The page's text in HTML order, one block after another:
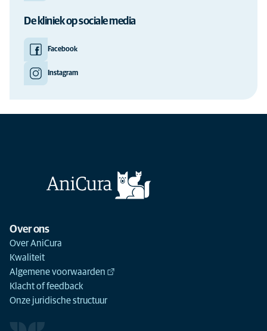
De kliniek op sociale media
Facebook
Instagram
Over ons
Over AniCura
Kwaliteit
Algemene voorwaarden
Klacht of feedback
Onze juridische structuur